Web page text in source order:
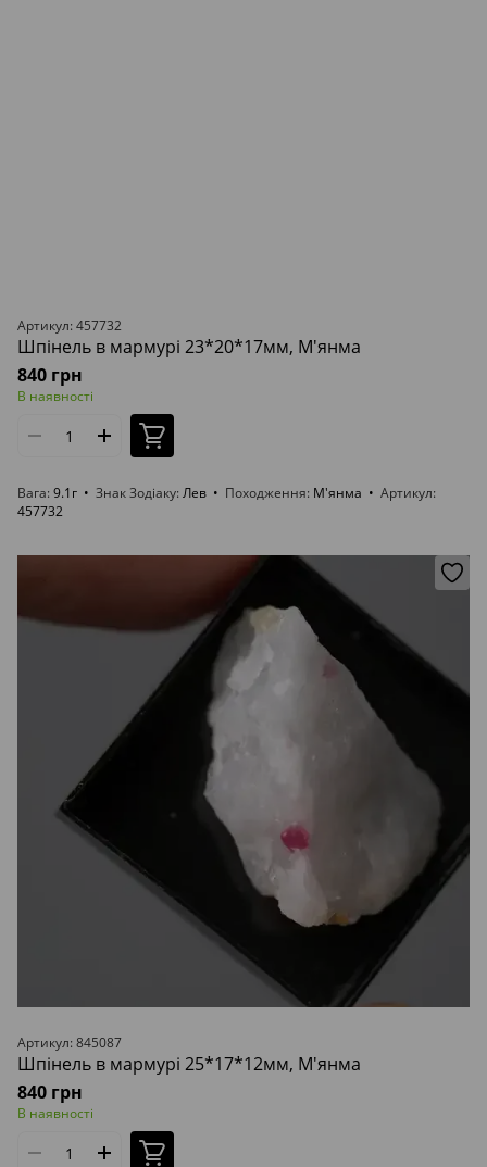
Артикул: 457732
Шпінель в мармурі 23*20*17мм, М'янма
840 грн
В наявності
Вага 9.1г Знак Зодіаку Лев Походження М'янма
Артикул
457732
Артикул: 845087
Шпінель в мармурі 25*17*12мм, М'янма
840 грн
В наявності